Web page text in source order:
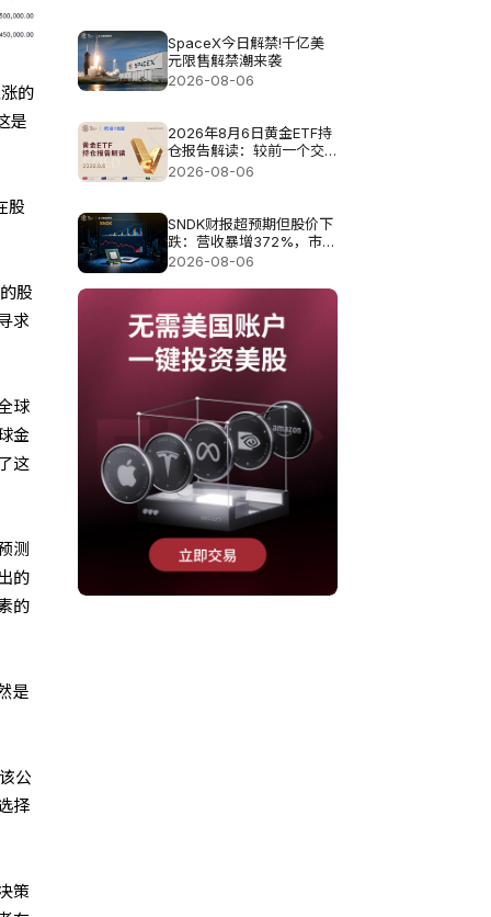
的
是
股
股
求
球
金
这
测
的
的
是
公
择
策
SpaceX今日解禁!千亿美
元限售解禁潮来袭
2026-08-06
2026年8月6日黄金ETF持
仓报告解读：较前一个交
易日增加4.851吨
2026-08-06
SNDK财报超预期但股价下
跌：营收暴增372%，市场
为何仍不买账?
2026-08-06